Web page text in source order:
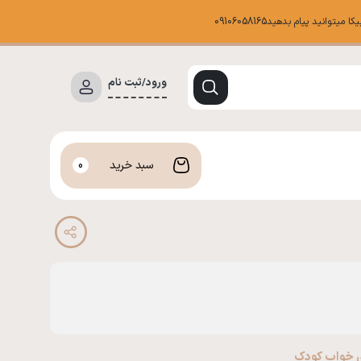
پیام بدهید09106058165
ورود/ثبت نام
سبد خرید 0